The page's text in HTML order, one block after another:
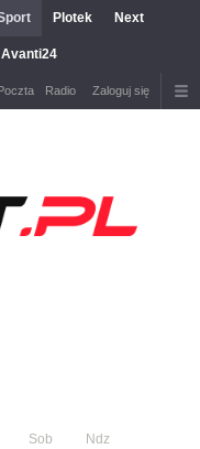
Plotek Next
Avanti24
Radio Zaloguj się
Sob Ndz